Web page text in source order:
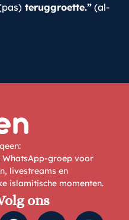
teruggroette.” (al-
groep voor
livestreams en
islamitische momenten.
ons